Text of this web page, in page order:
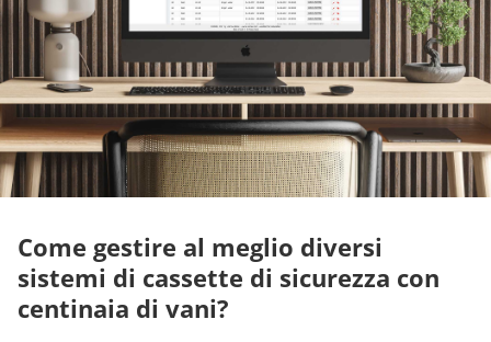
Come gestire al meglio diversi
sistemi di cassette di sicurezza con
centinaia di vani?